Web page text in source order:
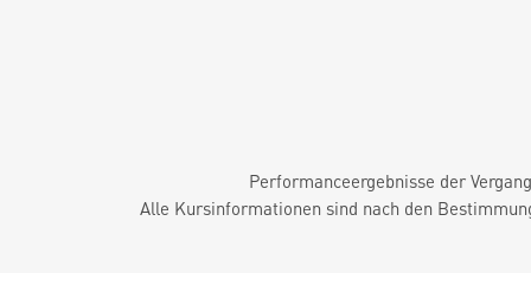
Performanceergebnisse der
Alle Kursinformationen sind nach den